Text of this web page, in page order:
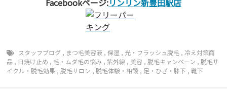
Facebookページ:リンリン新豊田駅店
スタッフブログ , まつ毛美容液 ,保湿 , 光・フラッシュ脱毛 , 冷え対策商
品 , 日焼け止め , 毛・ムダ毛の悩み ,紫外線 ,美容 ,脱毛キャンペーン ,脱毛サ
イクル・脱毛効果 ,脱毛サロン ,脱毛体験・相談 , 足・ひざ・膝下 ,靴下